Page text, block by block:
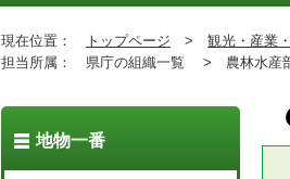
トップペ
現在位置： トップページ > 観光・産業
担当所属：
県庁の組織一覧 > 農林水
地物一番